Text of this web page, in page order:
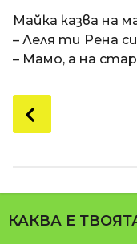
п
р
е
и
8
д
н
t
Майка казва на
– Леля ти Рена
– Мамо, а на
o
P
a
g
КАКВА Е